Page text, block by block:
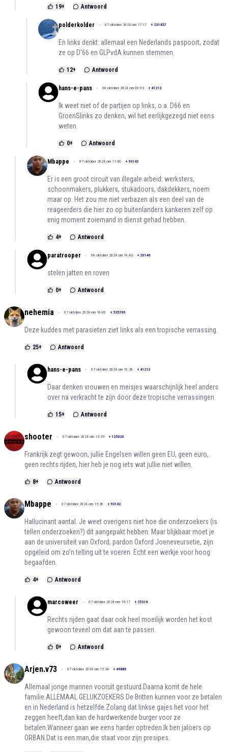
19+ Antwoord
polderkolder 07 oktober 2024 om 17:17 + 231437
En links denkt: allemaal een Nederlands paspoort, zodat
ze op D'66 en GLPvdA kunnen stemmen.
12+ Antwoord
hans-e-pans 08 oktober 2024 om 00:03 + 41213
Ik weet niet of de partijen op links, o.a. D66 en
GroenSlinks zo denken, wil het eerlijkgezegd niet eens
weten.
0+ Antwoord
Mbappe 07 oktober 2024 om 17:46 + 93142
Er is een groot circuit van illegale arbeid: werksters,
schoonmakers, plukkers, stukadoors, dakdekkers, noem
maar op. Het zou me niet verbazen als een deel van de
reageerders die hier zo op buitenlanders kankeren zelf op
enig moment zoiemand in dienst gehad hebben.
4+ Antwoord
paratrooper 08 oktober 2024 om 18:43 + 20146
stelen jatten en roven
0+ Antwoord
nehemia 07 oktober 2024 om 16:00 + 535769
Deze kuddes met parasieten ziet links als een tropische verrassing.
25+ Antwoord
hans-e-pans 07 oktober 2024 om 16:28 + 41213
Daar denken vrouwen en meisjes waarschijnlijk heel anders
over na verkracht te zijn door deze tropische verrassingen.
15+ Antwoord
shooter 07 oktober 2024 om 15:59 + 125020
Frankrijk zegt gewoon, jullie Engelsen willen geen EU, geen euro,
geen rechts rijden, hier heb je nog iets wat jullie niet willen.
8+ Antwoord
Mbappe 07 oktober 2024 om 15:36 + 93142
Hallucinant aantal. Je weet overigens niet hoe die onderzoekers (is
tellen onderzoeken?) dit aangepakt hebben. Maar blijkbaar moet je
aan de universiteit van Oxford, pardon Oxford Joeneveursetie, zijn
opgeleid om zo'n telling uit te voeren. Echt een werkje voor hoog
begaafden.
4+ Antwoord
marcoweer 07 oktober 2024 om 19:17 + 25316
Rechts rijden gaat daar ook heel moeilijk worden het kost
gewoon teveel om dat aan te passen.
0+ Antwoord
Arjen.v73 07 oktober 2024 om 15:34 + 49885
Allemaal jonge mannen vooruit gestuurd.Daarna komt de hele
familie.ALLEMAAL GELUKZOEKERS.De Britten kunnen voor ze betalen
en in Nederland is hetzelfde.Zolang dat linkse gajes het voor het
zeggen heeft,dan kan de hardwerkende burger voor ze
betalen.Wanneer gaan we eens harder optreden.Ik ben jaloers op
ORBAN.Dat is een man,die staat voor zijn presipes.